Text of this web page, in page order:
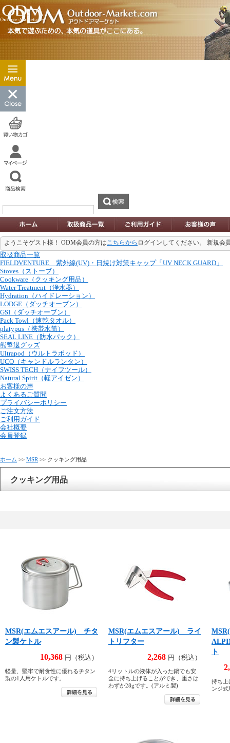
ようこそゲスト様！ ODM会員の方はこちらから ログインしてください。 新規会
取扱商品一覧
FIELDVENTURE 紫外線(UV)・日焼け対策キャップ「UV NECK GUARD」
Stoves（ストーブ）
Cookware（クッキング用品）
Water Treatment（浄水器）
Hydration（ハイドレーション）
LODGE（ダッチオーブン）
GSI（ダッチオーブン）
Pack Towl（速乾タオル）
platypus（携帯水筒）
SEAL LINE（防水パック）
熊撃退グッズ
Ultrapod（ウルトラポッド）
UCO（キャンドルランタン）
SWISS TECH（ナイフツール）
Natural Spirit（軽アイゼン）
お客様の声
よくあるご質問
プライバシーポリシー
ご注文方法
ご利用ガイド
会社概要
会員登録
ホーム >> MSR >> クッキング用品
クッキング用品
MSR(エムエスアール) チタ
ン製ケトル
10,368 円（税込）
軽量、堅牢で耐食性に優れるチタン
製の1人用ケトルです。
MSR(エムエスアール) ライ
トリフター
2,268 円（税込）
4リットルの液体が入った鍋でも安
全に持ち上げることができ、重さは
わずか28gです。(アルミ製)
ト
持ち上
ンジ式